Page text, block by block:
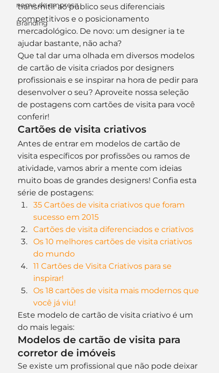
nome de empresa
Branding
transmitir ao público seus diferenciais
competitivos e o posicionamento
mercadológico. De novo: um designer ia te
ajudar bastante, não acha?
Que tal dar uma olhada em diversos modelos
de cartão de visita criados por designers
profissionais e se inspirar na hora de pedir para
desenvolver o seu? Aproveite nossa seleção
de postagens com cartões de visita para você
conferir!
Cartões de visita criativos
Antes de entrar em modelos de cartão de
visita específicos por profissões ou ramos de
atividade, vamos abrir a mente com ideias
muito boas de grandes designers! Confia esta
série de postagens:
35 Cartões de visita criativos que foram
sucesso em 2015
Cartões de visita diferenciados e criativos
Os 10 melhores cartões de visita criativos
do mundo
11 Cartões de Visita Criativos para se
inspirar!
Os 18 cartões de visita mais modernos que
você já viu!
Este modelo de cartão de visita criativo é um
do mais legais:
Modelos de cartão de visita para
corretor de imóveis
Se existe um profissional que não pode deixar